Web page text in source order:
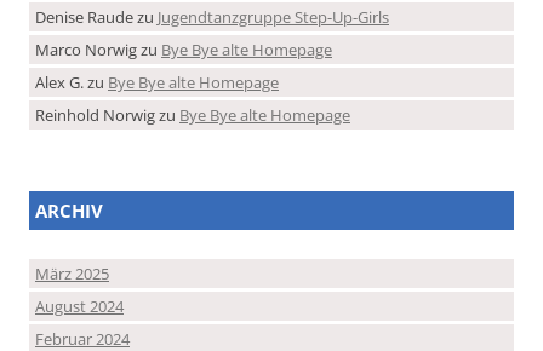
Denise Raudezu Jugendtanzgruppe Step-Up-Girls
Marco Norwigzu Bye Bye alte Homepage
Alex G.zu Bye Bye alte Homepage
Reinhold Norwigzu Bye Bye alte Homepage
ARCHIV
März 2025
August 2024
Februar 2024